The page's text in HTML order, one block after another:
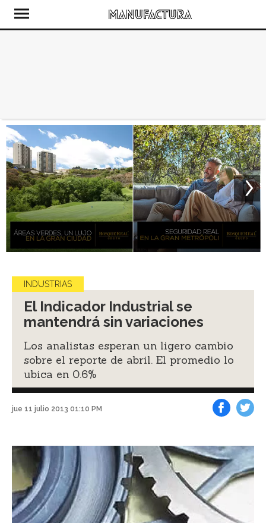
INDUSTRIAS
El Indicador Industrial se
mantendrá sin variaciones
Los analistas esperan un ligero cambio
sobre el reporte de abril. El promedio lo
ubica en 0.6%
jue 11 julio 2013 01:10 PM